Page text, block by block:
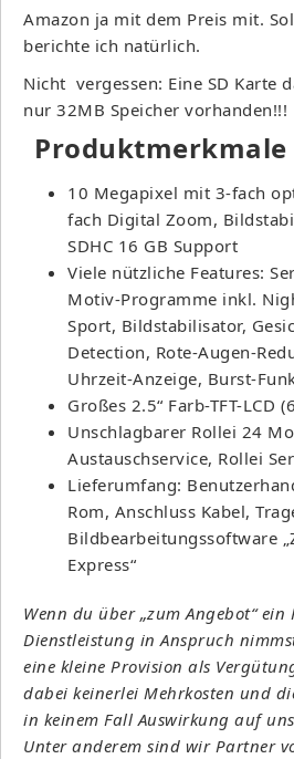
Amazon ja mit dem Preis mit.
berichte ich natürlich.
Nicht vergessen: Eine SD Karte
nur 32MB Speicher vorhanden!!!
Produktmerkmale
10 Megapixel mit 3-fach
fach Digital Zoom,
SDHC 16 GB Support
Viele nützliche Features:
Motiv-Programme inkl.
Sport, Bildstabilisator,
Detection, Rote-Augen-
Uhrzeit-Anzeige, Burst-
Großes 2.5“ Farb-TFT-LCD
Unschlagbarer Rollei 24
Austauschservice, Rollei
Lieferumfang:
Rom, Anschluss Kabel,
Bildbearbeitungssoftware
Express“
Wenn du über „zum Angebot“
Dienstleistung in Anspruch
eine kleine Provision als
dabei keinerlei Mehrkosten und
in keinem Fall Auswirkung auf
Unter anderem sind wir Partner